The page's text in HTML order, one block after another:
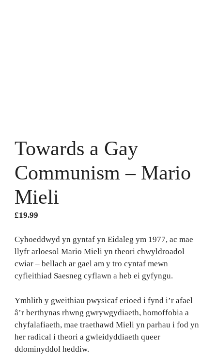
Towards a Gay
Communism – Mario
Mieli
£19.99
Cyhoeddwyd yn gyntaf yn Eidaleg ym 1977, ac mae
llyfr arloesol Mario Mieli yn theori chwyldroadol
cwiar – bellach ar gael am y tro cyntaf mewn
cyfieithiad Saesneg cyflawn a heb ei gyfyngu.
Ymhlith y gweithiau pwysicaf erioed i fynd i’r afael
â’r berthynas rhwng gwrywgydiaeth, homoffobia a
chyfalafiaeth, mae traethawd Mieli yn parhau i fod yn
her radical i theori a gwleidyddiaeth queer
ddominyddol heddiw.